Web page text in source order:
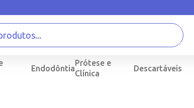
Endodôntia
Prótese e
Clínica
Descartáveis